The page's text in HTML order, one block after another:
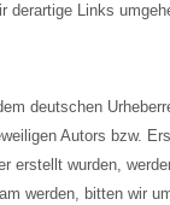
derartige Links
deutschen
Autors bzw.
wurden,
werden, bitten wir